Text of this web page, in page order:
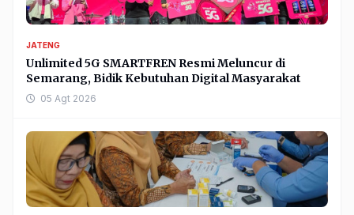
JATENG
Unlimited 5G SMARTFREN Resmi Meluncur di
Semarang, Bidik Kebutuhan Digital Masyarakat
05 Agt 2026